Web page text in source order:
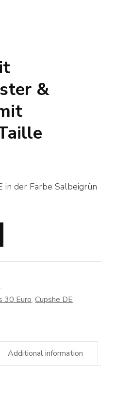
&
in der Farbe Salbeigrün
30 Euro, Cupshe DE
Additional information